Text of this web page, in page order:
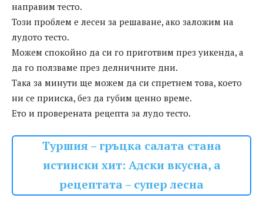
направим тесто.
Този проблем е лесен за решаване, ако заложим на
лудото тесто.
Можем спокойно да си го приготвим през уикенда, а
да го ползваме през делничните дни.
Така за минути ще можем да си спретнем това, което
ни се прииска, без да губим ценно време.
Ето и проверената рецепта за лудо тесто.
Туршия – гръцка салата стана
истински хит: Адски вкусна, а
рецептата – супер лесна